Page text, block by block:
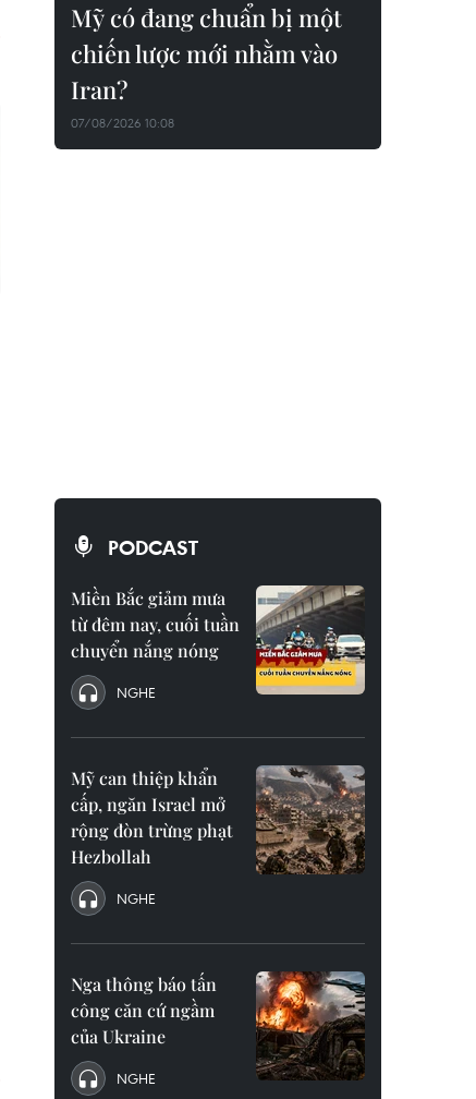
Mỹ có đang chuẩn bị một
chiến lược mới nhằm vào
Iran?
07/08/2026 10:08
PODCAST
Miền Bắc giảm mưa
từ đêm nay, cuối tuần
chuyển nắng nóng
NGHE
Mỹ can thiệp khẩn
cấp, ngăn Israel mở
rộng đòn trừng phạt
Hezbollah
NGHE
Nga thông báo tấn
công căn cứ ngầm
của Ukraine
NGHE